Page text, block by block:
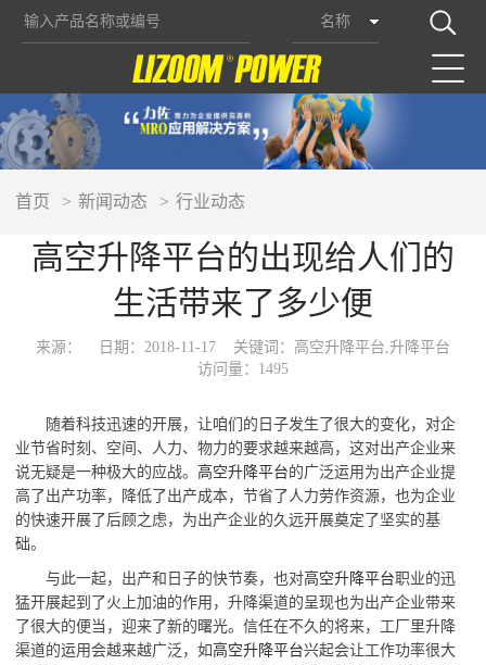
名称
首页 新闻动态 行业动态
高空升降平台的出现给人们的
生活带来了多少便
来源： 日期：2018-11-17
关键词：高空升降平台,升降平台
访问量：1495
随着科技迅速的开展，让咱们的日子发生了很大的变化，对企
业节省时刻、空间、人力、物力的要求越来越高，这对出产企业来
说无疑是一种极大的应战。 高空升降平台的广泛运用为出产企业提
高了出产功率，降低了出产成本，节省了人力劳作资源，也为企业
的快速开展了后顾之虑，为出产企业的久远开展奠定了坚实的基
础。
与此一起，出产和日子的快节奏，也对高空升降平台职业的迅
猛开展起到了火上加油的作用，升降渠道的呈现也为出产企业带来
了很大的便当，迎来了新的曙光。信任在不久的将来，工厂里升降
渠道的运用会越来越广泛，如 高空升降平台兴起会让工作功率很大